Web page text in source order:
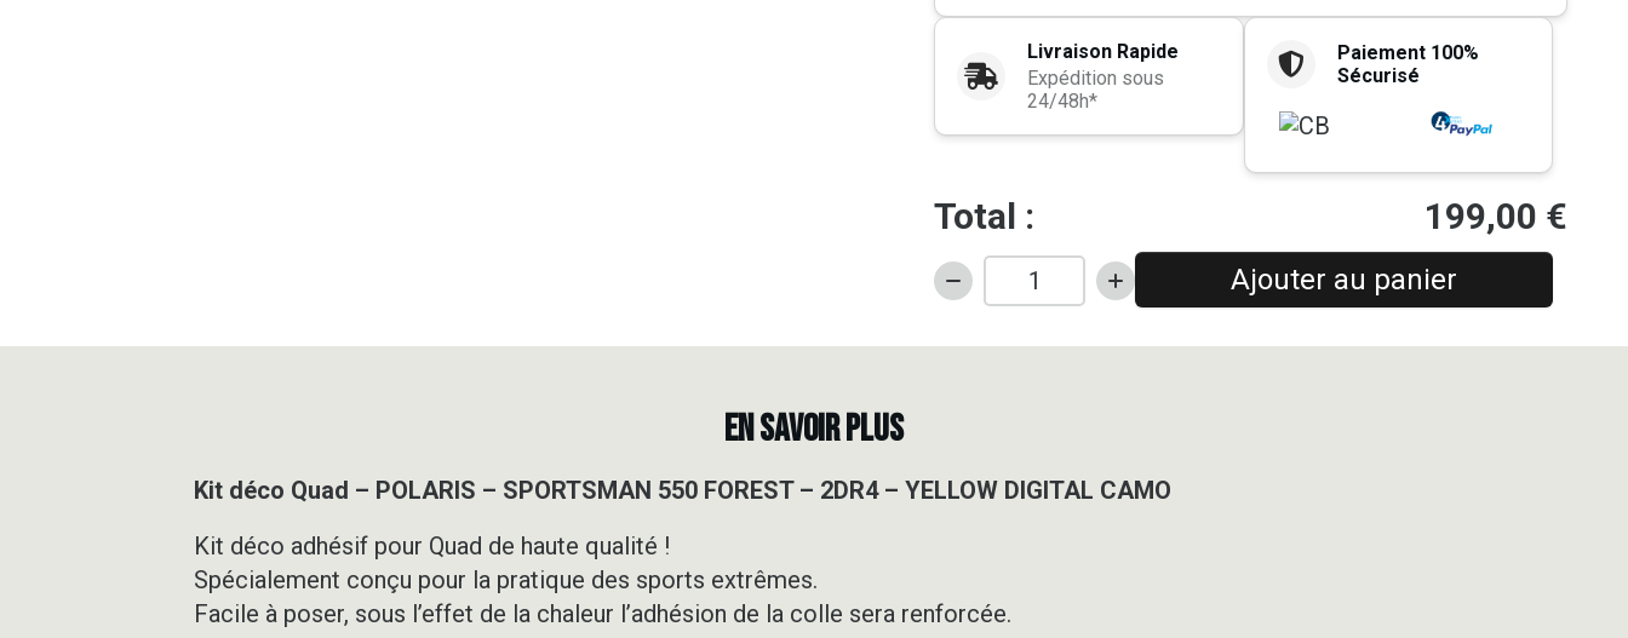
Livraison Rapide
Expédition sous
24/48h*
Paiement 100%
Sécurisé
Total : 199,00 €
quantité
Kit
-
-
Ajouter au panier
EN SAVOIR PLUS
Kit déco Quad – POLARIS – SPORTSMAN 550 FOREST – 2DR4 – YELLOW DIGITAL CAMO
Kit déco adhésif pour Quad de haute qualité !
Spécialement conçu pour la pratique des sports extrêmes.
Facile à poser, sous l’effet de la chaleur l’adhésion de la colle sera renforcée.